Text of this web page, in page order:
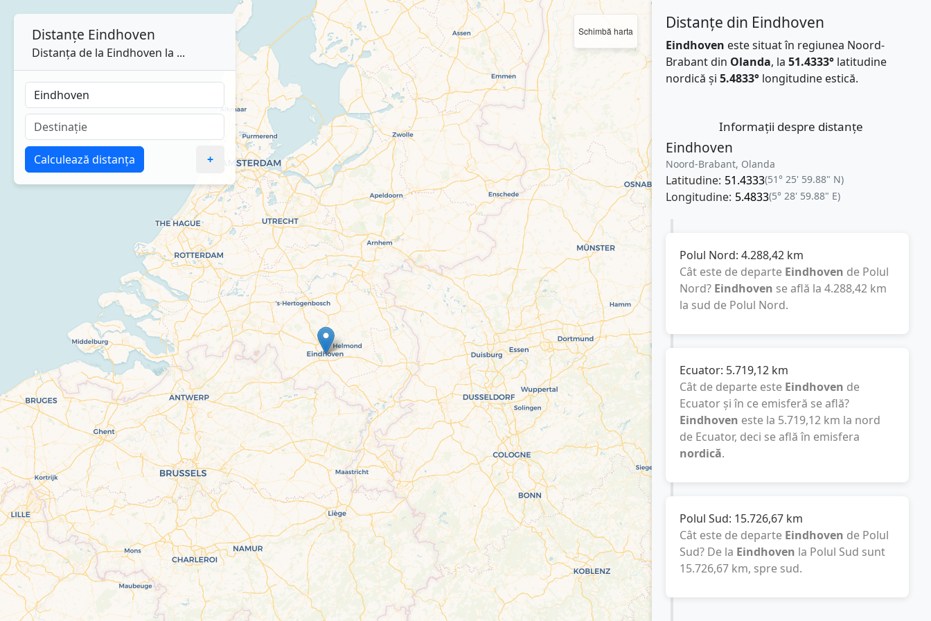
Schimbă harta Distanțe din Eindhoven
Eindhoven este situat în regiunea Noord-
Brabant din Olanda, la 51.4333°latitudine
nordică și 5.4833°longitudine estică.
Informații despre distanțe
Eindhoven
Noord-Brabant, Olanda
Latitudine: 51.4333(51° 25' 59.88" N)
Longitudine: 5.4833(5° 28' 59.88" E)
Polul Nord: 4.288,42 km
Cât este de departe Eindhoven de Polul
Nord? Eindhoven se află la 4.288,42 km
la sud de Polul Nord.
Ecuator: 5.719,12 km
Cât de departe este Eindhoven de
Ecuator și în ce emisferă se află?
Eindhoven este la 5.719,12 km la nord
de Ecuator, deci se află în emisfera
nordică.
Polul Sud: 15.726,67 km
Cât este de departe Eindhoven de Polul
Sud? De la Eindhoven la Polul Sud sunt
15.726,67 km, spre sud.
Distanțe Eindhoven
Distanța de la Eindhoven la ...
Calculează distanța +